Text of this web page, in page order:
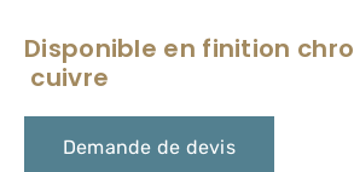
Disponible en finition
cuivre
Demande de devis